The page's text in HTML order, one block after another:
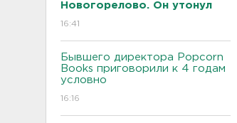
Новогорелово. Он утонул
16:41
Бывшего директора Popcorn
Books приговорили к 4 годам
условно
16:16